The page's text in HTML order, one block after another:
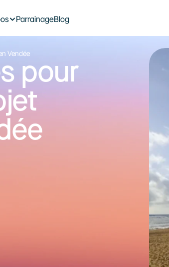
ParrainageBlog
Vendée
pour
votre boîte mail
Je souhaite m’inscrire à la newsletter